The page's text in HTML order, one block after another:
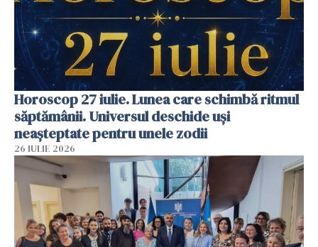
Horoscop 27 iulie. Lunea care schimbă ritmul
săptămânii. Universul deschide uși
neașteptate pentru unele zodii
26 IULIE 2026